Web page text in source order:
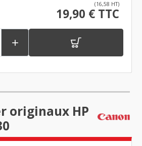
(16,58 HT)
19,90 € TTC

originaux HP